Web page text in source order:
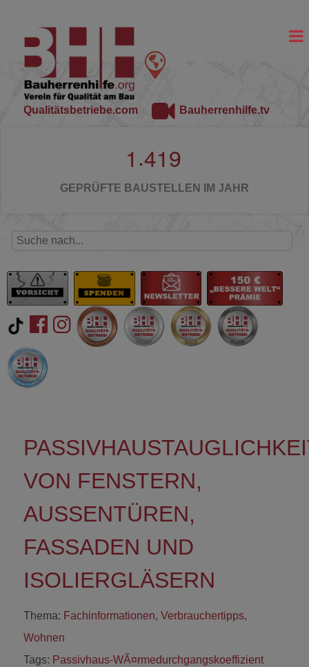
Qualitätsbetriebe.com Bauherrenhilfe.tv
1 .419
GEPRÜFTE BAUSTELLEN IM JAHR
VON FENSTERN,
AUSSENTÜREN, F
ASSADEN UND I
SOLIERGLÄSERN
Thema: Fachinformationen, Verbrauchertipps,
Wohnen
Tags: Passivhaus-WÃ¤rmedurchgangskoeffizient